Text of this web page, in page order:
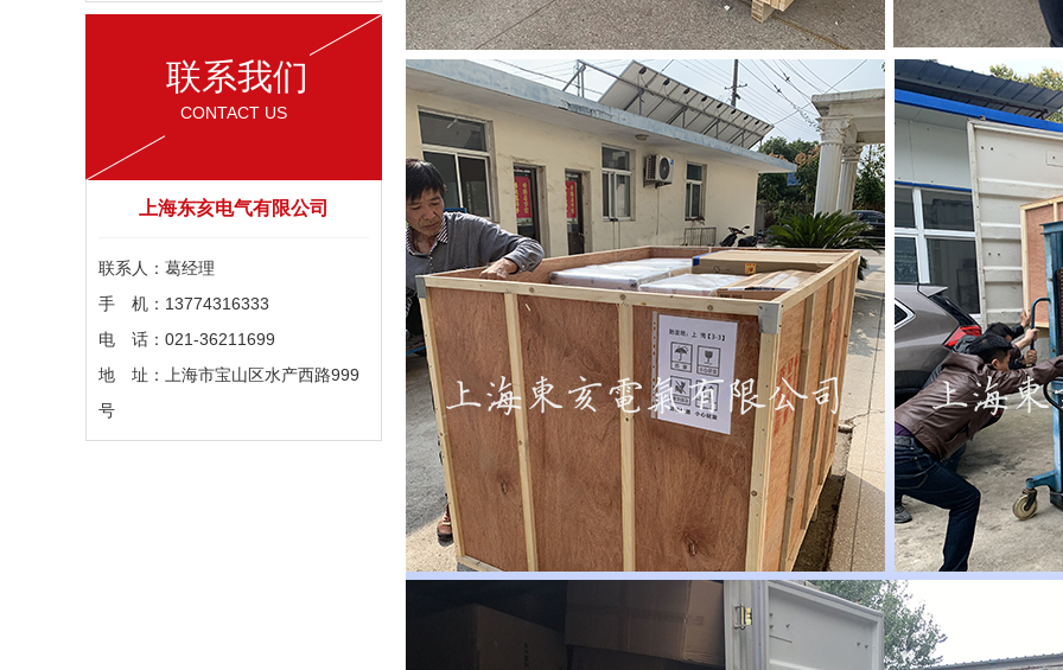
联系我们
CONTACT US
上海东亥电气有限公司
联系人：葛经理
手 机：13774316333
电 话：021-36211699
地 址：上海市宝山区水产西路999
号